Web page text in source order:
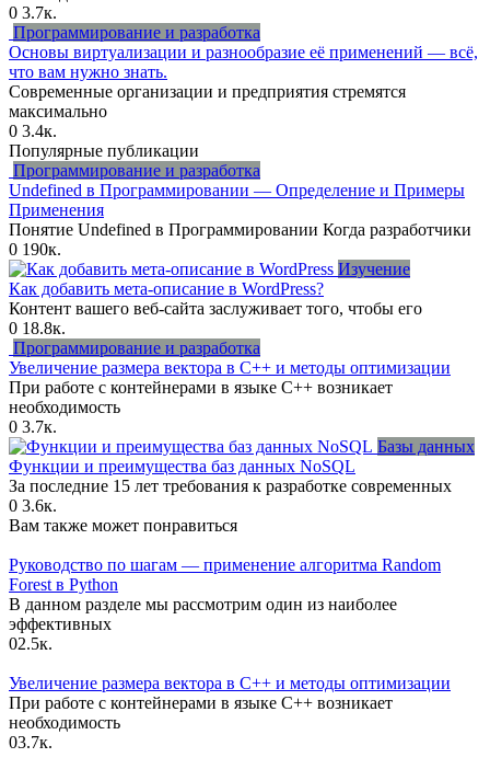
0 3.7к.
Программирование и разработка
Основы виртуализации и разнообразие её применений — всё,
что вам нужно знать.
Современные организации и предприятия стремятся
максимально
0 3.4к.
Популярные публикации
Программирование и разработка
Undefined в Программировании — Определение и Примеры
Применения
Понятие Undefined в Программировании Когда разработчики
0 190к.
Изучение
Как добавить мета-описание в WordPress?
Контент вашего веб-сайта заслуживает того, чтобы его
0 18.8к.
Программирование и разработка
Увеличение размера вектора в C++ и методы оптимизации
При работе с контейнерами в языке C++ возникает
необходимость
0 3.7к.
Базы данных
Функции и преимущества баз данных NoSQL
За последние 15 лет требования к разработке современных
0 3.6к.
Вам также может понравиться
Руководство по шагам — применение алгоритма Random
Forest в Python
В данном разделе мы рассмотрим один из наиболее
эффективных
02.5к.
Увеличение размера вектора в C++ и методы оптимизации
При работе с контейнерами в языке C++ возникает
необходимость
03.7к.